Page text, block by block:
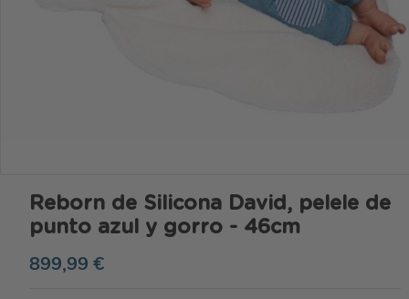
Reborn de Silicona David, pelele de
punto azul y gorro - 46cm
899,99 €